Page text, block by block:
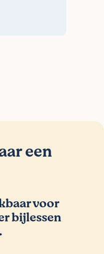
een
voor
bijlessen